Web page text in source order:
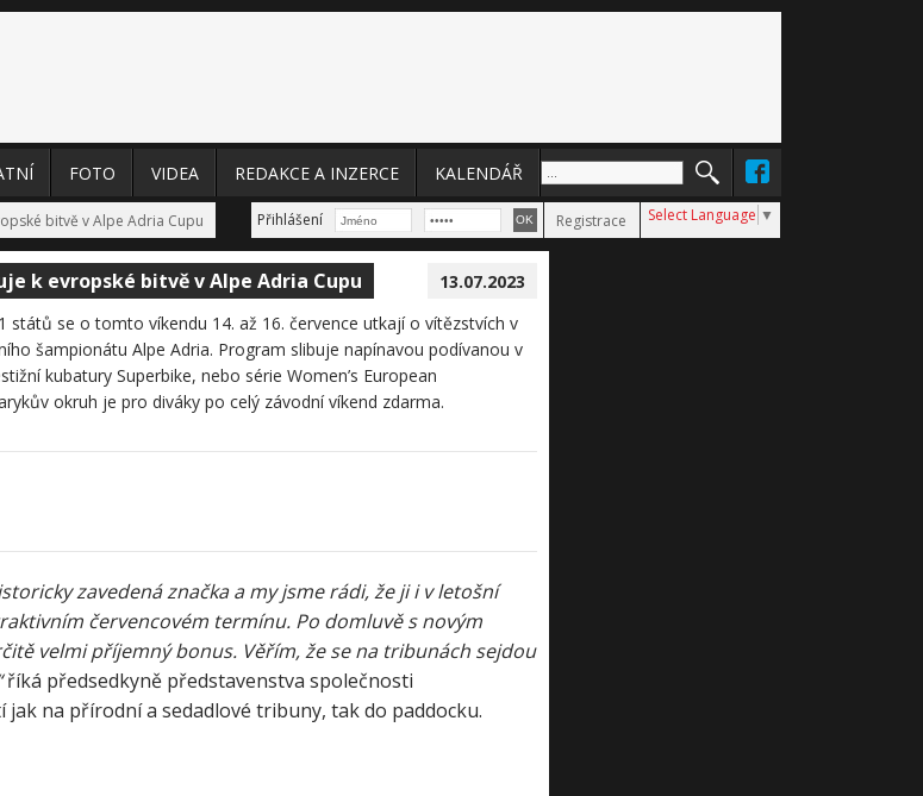
FOTO VIDEA REDAKCE A INZERCE KALENDÁŘ
bitvě v Alpe Adria Cupu Přihlášení Registrace Select Language ▼
k evropské bitvě v Alpe Adria Cupu
13.07.2023
států se o tomto víkendu 14. až 16. července utkají o vítězstvích v
šampionátu Alpe Adria. Program slibuje napínavou podívanou v
kubatury Superbike, nebo série Women’s European
okruh je pro diváky po celý závodní víkend zdarma.
zavedená značka a my jsme rádi, že ji i v letošní
červencovém termínu. Po domluvě s novým
velmi příjemný bonus. Věřím, že se na tribunách sejdou
říká předsedkyně představenstva společnosti
jak na přírodní a sedadlové tribuny, tak do paddocku.